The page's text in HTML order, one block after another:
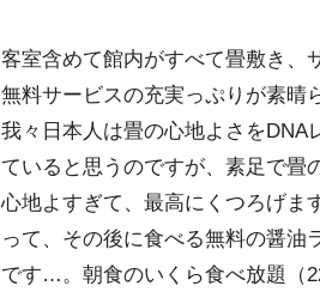
客室含めて館内がすべて畳敷き、
無料サービスの充実っぷりが素晴
我々日本人は畳の心地よさをDNA
ていると思うのですが、素足で畳
心地よすぎて、最高にくつろげま
って、その後に食べる無料の醤油
です…。朝食のいくら食べ放題（